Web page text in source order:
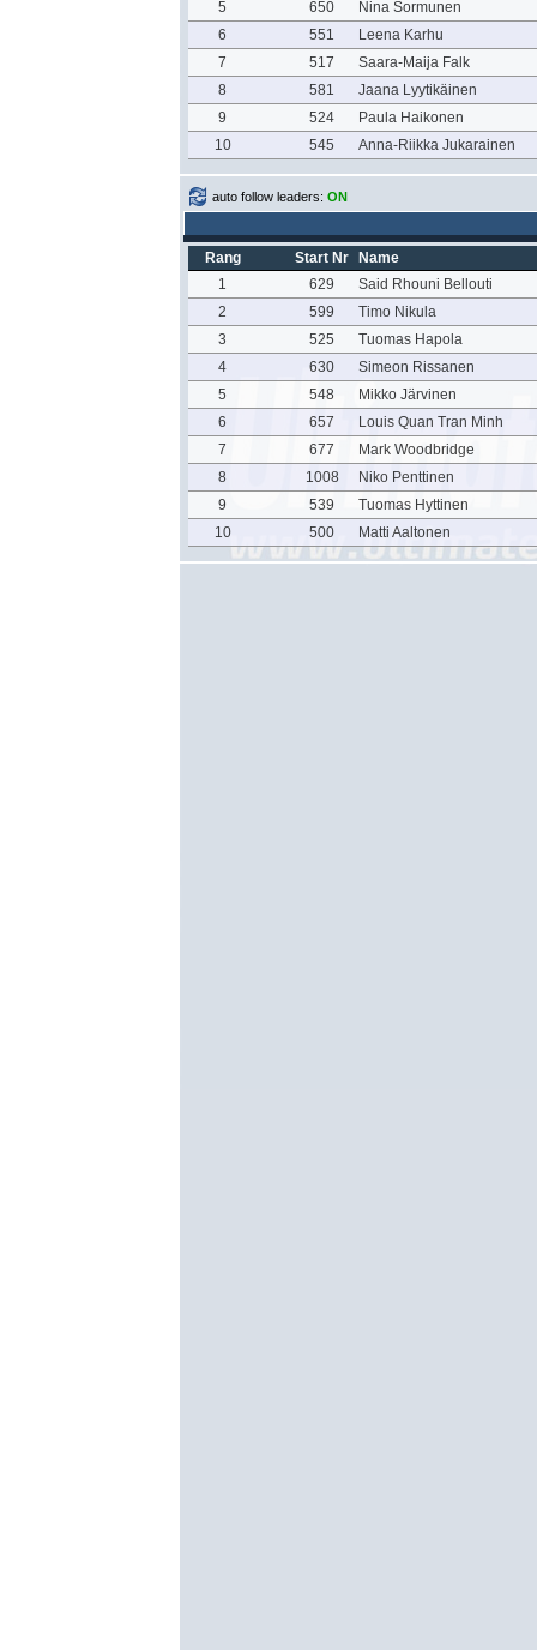
5 650
Nina Sormunen
6
551
Leena Karhu
7
517
Saara-Maija Falk
8
581
Jaana Lyytikäinen
9
524
Paula Haikonen
10
545 Anna-Riikka Jukarainen
auto follow leaders: ON
Rang Start Nr
Name
1
629
Said Rhouni Bellouti
2
599
Timo Nikula
3
525
Tuomas Hapola
4
630
Simeon Rissanen
5
548
Mikko Järvinen
6
657
Louis Quan Tran Minh
7
677
Mark Woodbridge
8
1008
Niko Penttinen
9
539
Tuomas Hyttinen
10
500 Matti Aaltonen